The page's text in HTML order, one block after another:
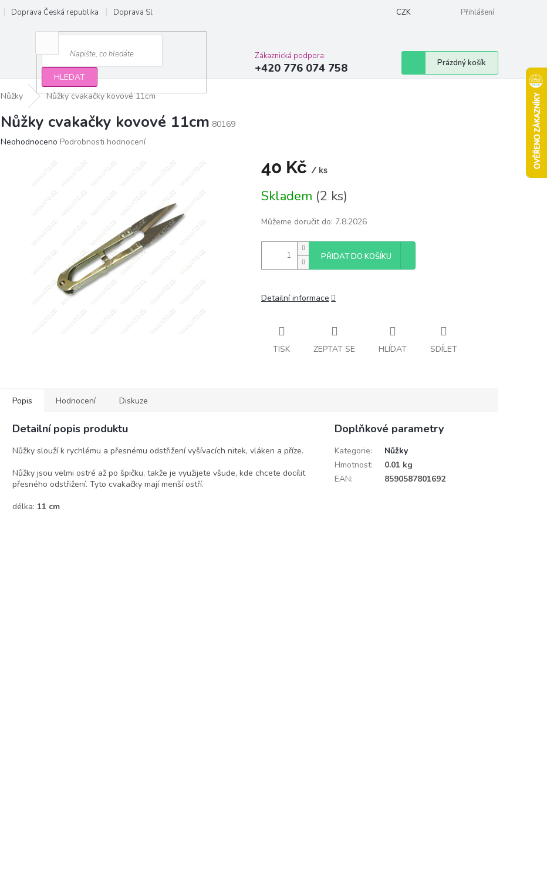
Doprava Česká republika Doprava Slovensko a EU Podmínky ochrany osobních údajů Moje objednávka
CZK Přihlášení
HLEDAT
Zákaznická podpora:
+420 776 074 758
Nákupní
košík
Prázdný košík
Nůžky Nůžky cvakačky kovové 11cm
Nůžky cvakačky kovové 11cm 80169
Průměrné
Neohodnoceno Podrobnosti hodnocení
40 Kč / ks
cena:
Skladem (2 ks)
Můžeme doručit do: 7.8.2026
PŘIDAT DO KOŠÍKU
Detailní informace
TISK ZEPTAT SE HLÍDAT SDÍLET
Popis Hodnocení Diskuze
Detailní popis produktu
Nůžky slouží k rychlému a přesnému odstřižení vyšívacích nitek, vláken a příze.
Nůžky jsou velmi ostré až po špičku, takže je využijete všude, kde chcete docílit
přesného odstřižení. Tyto cvakačky mají menší ostří.
délka: 11 cm
Doplňkové parametry
Kategorie:
Nůžky
Hmotnost:
0.01 kg
EAN: 8590587801692